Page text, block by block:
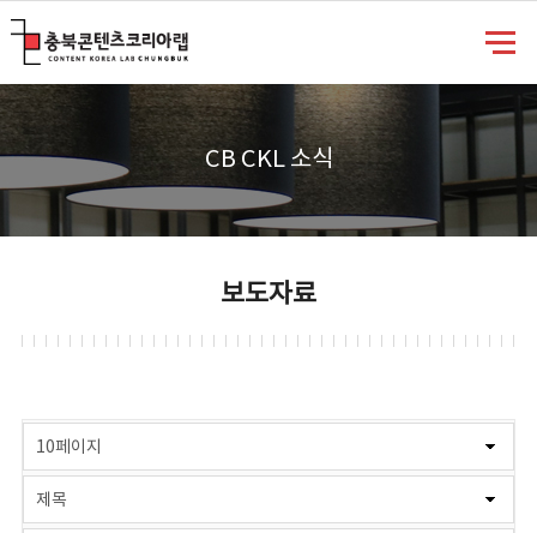
CB CKL 소식
보도자료